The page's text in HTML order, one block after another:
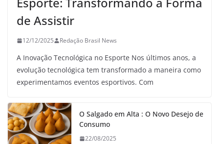
de Assistir
12/12/2025 Redação Brasil News
A Inovação Tecnológica no Esporte Nos últimos anos, a
evolução tecnológica tem transformado a maneira como
experimentamos eventos esportivos. Com
O Salgado em Alta : O Novo Desejo de
Consumo
22/08/2025